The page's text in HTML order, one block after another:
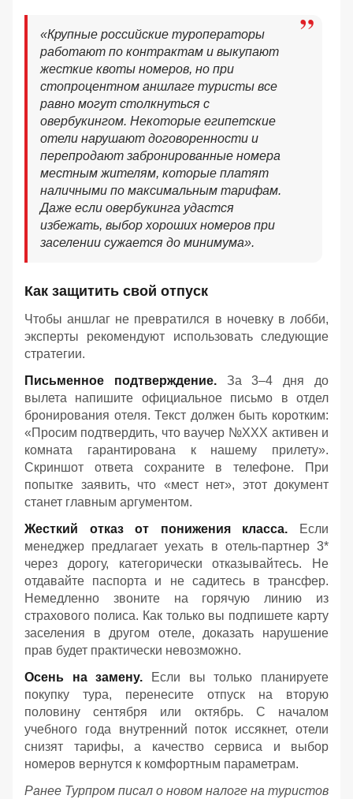
«Крупные российские туроператоры
работают по контрактам и выкупают
жесткие квоты номеров, но при
стопроцентном аншлаге туристы все
равно могут столкнуться с
овербукингом. Некоторые египетские
отели нарушают договоренности и
перепродают забронированные номера
местным жителям, которые платят
наличными по максимальным тарифам.
Даже если овербукинга удастся
избежать, выбор хороших номеров при
заселении сужается до минимума».
Как защитить свой отпуск
Чтобы аншлаг не превратился в ночевку в лобби,
эксперты рекомендуют использовать следующие
стратегии.
Письменное подтверждение.За 3–4 дня до
вылета напишите официальное письмо в отдел
бронирования отеля. Текст должен быть коротким:
«Просим подтвердить, что ваучер №ХХХ активен и
комната гарантирована к нашему прилету».
Скриншот ответа сохраните в телефоне. При
попытке заявить, что «мест нет», этот документ
станет главным аргументом.
Жесткий отказ от понижения класса. Если
менеджер предлагает уехать в отель-партнер 3*
через дорогу, категорически отказывайтесь. Не
отдавайте паспорта и не садитесь в трансфер.
Немедленно звоните на горячую линию из
страхового полиса. Как только вы подпишете карту
заселения в другом отеле, доказать нарушение
прав будет практически невозможно.
Осень на замену. Если вы только планируете
покупку тура, перенесите отпуск на вторую
половину сентября или октябрь. С началом
учебного года внутренний поток иссякнет, отели
снизят тарифы, а качество сервиса и выбор
номеров вернутся к комфортным параметрам.
Ранее Турпром писал о новом налоге на туристов